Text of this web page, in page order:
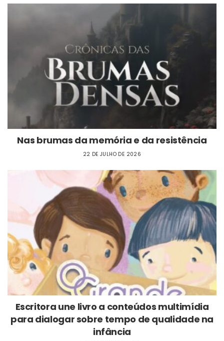
Nas brumas da memória e da resistência
22 DE JULHO DE 2026
Escritora une livro a conteúdos multimídia
para dialogar sobre tempo de qualidade na
infância